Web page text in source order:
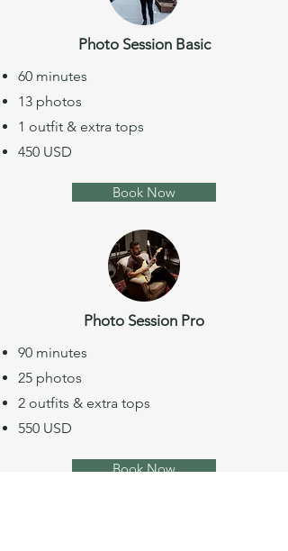
Photo Session Basic
60 minutes
13 photos
1 outfit & extra tops
450 USD
Book Now
Photo Session Pro
90 minutes
25 photos
2 outfits & extra tops
550 USD
Book Now